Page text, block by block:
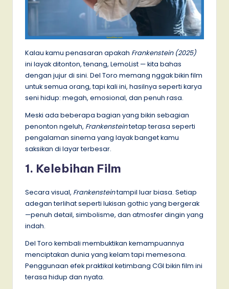
Kalau kamu penasaran apakah Frankenstein (2025)
ini layak ditonton, tenang, LemoList — kita bahas
dengan jujur di sini. Del Toro memang nggak bikin film
untuk semua orang, tapi kali ini, hasilnya seperti karya
seni hidup: megah, emosional, dan penuh rasa.
Meski ada beberapa bagian yang bikin sebagian
penonton ngeluh, Frankensteintetap terasa seperti
pengalaman sinema yang layak banget kamu
saksikan di layar terbesar.
1. Kelebihan Film
Secara visual, Frankensteintampil luar biasa. Setiap
adegan terlihat seperti lukisan gothic yang bergerak
—penuh detail, simbolisme, dan atmosfer dingin yang
indah.
Del Toro kembali membuktikan kemampuannya
menciptakan dunia yang kelam tapi memesona.
Penggunaan efek praktikal ketimbang CGI bikin film ini
terasa hidup dan nyata.